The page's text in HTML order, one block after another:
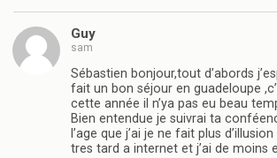
Guy
sam
Sébastien bonjour,tout d’abords
fait un bon séjour en guadeloupe
cette année il n’ya pas eu beau
Bien entendue je suivrai ta
l’age que j’ai je ne fait plus
tres tard a internet et j’ai de moins